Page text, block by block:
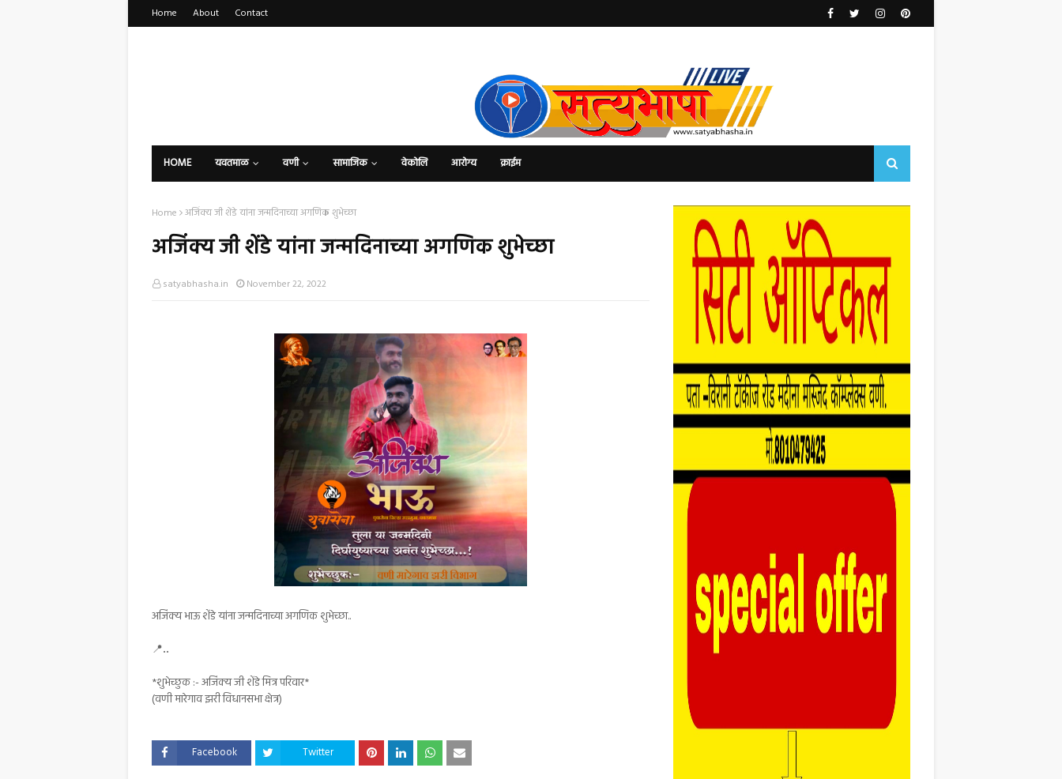
Home About Contact
HOME यवतमाळ वणी सामाजिक वेकोलि आरोग्य क्राईम
Home अजिंक्य जी शेंडे यांना जन्मदिनाच्या अगणिक शुभेच्छा
अजिंक्य जी शेंडे यांना जन्मदिनाच्या अगणिक शुभेच्छा
satyabhasha.in November 22, 2022
अजिंक्य भाऊ शेंडे यांना जन्मदिनाच्या अगणिक शुभेच्छा..
📍..
*शुभेच्छुक :- अजिंक्य जी शेंडे मित्र परिवार*
(वणी मारेगाव झरी विधानसभा क्षेत्र)
Facebook Twitter